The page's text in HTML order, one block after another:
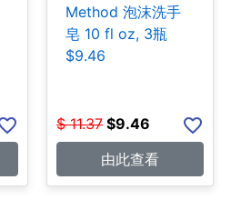
Method 泡沫洗手
皂 10 fl oz, 3瓶
$9.46
$ 11.37 $9.46
由此查看